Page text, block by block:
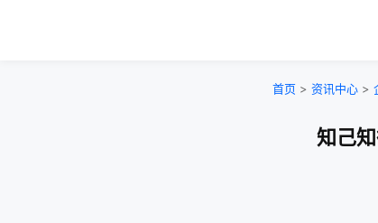
首页 > 资讯中心 >
知己